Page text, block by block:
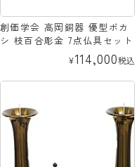
創価学会 高岡銅器 優型ボカ
シ 枝百合彫金 7点仏具セット
¥114,000税込